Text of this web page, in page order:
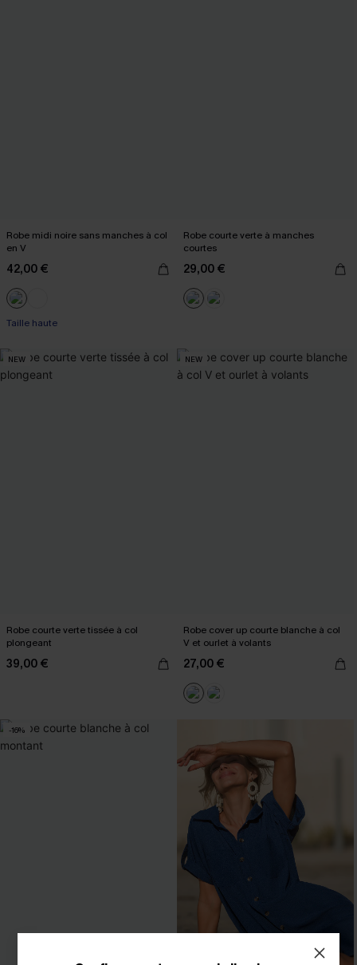
Robe midi noire sans manches à col
en V
42,00 €
Taille haute
Robe courte verte à manches
courtes
29,00 €
NEW
Robe courte verte tissée à col
plongeant
39,00 €
NEW
Robe cover up courte blanche à col
V et ourlet à volants
27,00 €
-16%